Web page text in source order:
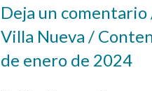
Deja un comentario
Villa Nueva /
de enero de 2024